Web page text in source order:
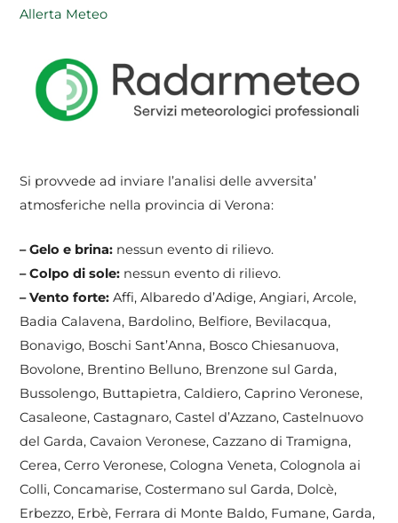
Allerta Meteo
Si provvede ad inviare l’analisi delle avversita’
atmosferiche nella provincia di Verona:
– Gelo e brina: nessun evento di rilievo.
– Colpo di sole: nessun evento di rilievo.
– Vento forte:Affi, Albaredo d’Adige, Angiari, Arcole,
Badia Calavena, Bardolino, Belfiore, Bevilacqua,
Bonavigo, Boschi Sant’Anna, Bosco Chiesanuova,
Bovolone, Brentino Belluno, Brenzone sul Garda,
Bussolengo, Buttapietra, Caldiero, Caprino Veronese,
Casaleone, Castagnaro, Castel d’Azzano, Castelnuovo
del Garda, Cavaion Veronese, Cazzano di Tramigna,
Cerea, Cerro Veronese, Cologna Veneta, Colognola ai
Colli, Concamarise, Costermano sul Garda, Dolcè,
Erbezzo, Erbè, Ferrara di Monte Baldo, Fumane, Garda,